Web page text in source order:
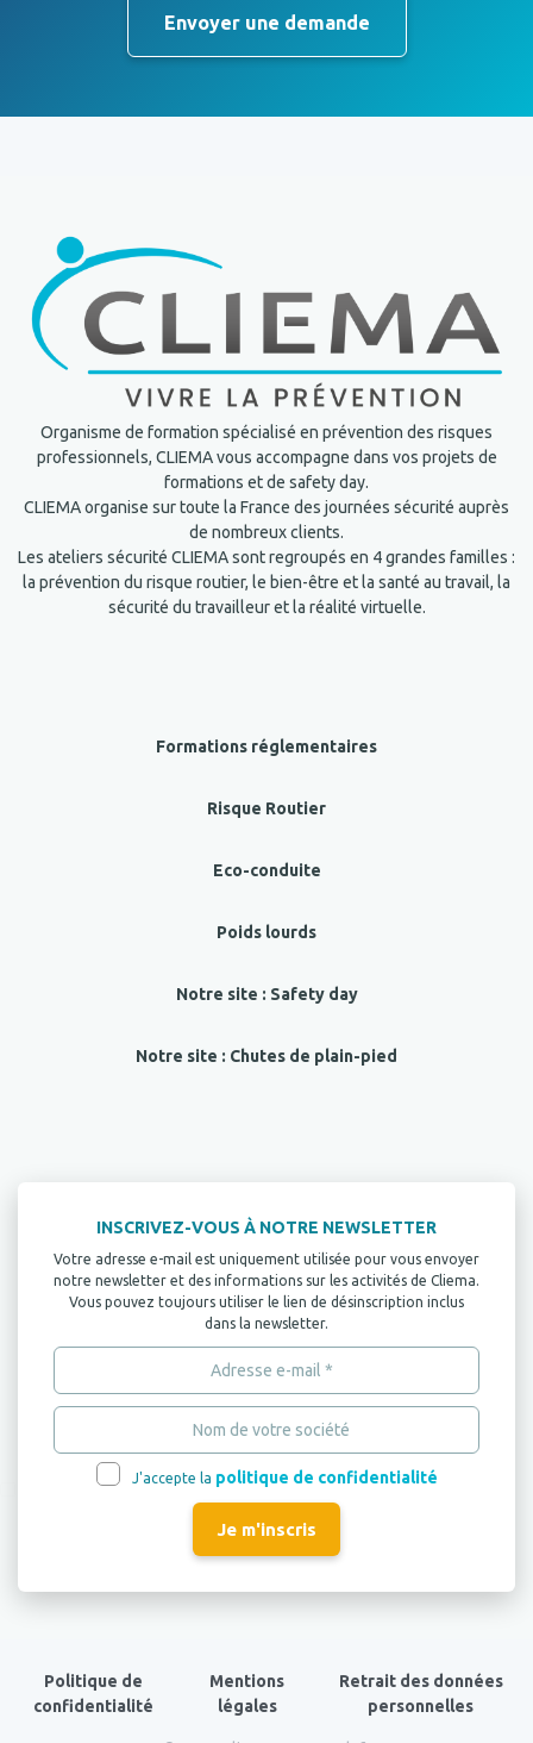
Envoyer une demande
Organisme de formation spécialisé en prévention des risques
professionnels, CLIEMA vous accompagne dans vos projets de
formations et de safety day.
CLIEMA organise sur toute la France des journées sécurité auprès
de nombreux clients.
Les ateliers sécurité CLIEMA sont regroupés en 4 grandes familles :
la prévention du risque routier, le bien-être et la santé au travail, la
sécurité du travailleur et la réalité virtuelle.
Formations réglementaires
Risque Routier
Eco-conduite
Poids lourds
Notre site : Safety day
Notre site : Chutes de plain-pied
INSCRIVEZ-VOUS À NOTRE NEWSLETTER
Votre adresse e-mail est uniquement utilisée pour vous envoyer
notre newsletter et des informations sur les activités de Cliema.
Vous pouvez toujours utiliser le lien de désinscription inclus
dans la newsletter.
J'accepte la politique de confidentialité
Politique de
confidentialité
Mentions
légales
Retrait des données
personnelles